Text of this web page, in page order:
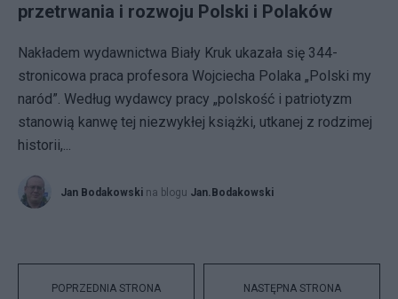
przetrwania i rozwoju Polski i Polaków
Nakładem wydawnictwa Biały Kruk ukazała się 344-
stronicowa praca profesora Wojciecha Polaka „Polski my
naród”. Według wydawcy pracy „polskość i patriotyzm
stanowią kanwę tej niezwykłej książki, utkanej z rodzimej
historii,...
Jan Bodakowski na blogu Jan.Bodakowski
POPRZEDNIA STRONA NASTĘPNA STRONA